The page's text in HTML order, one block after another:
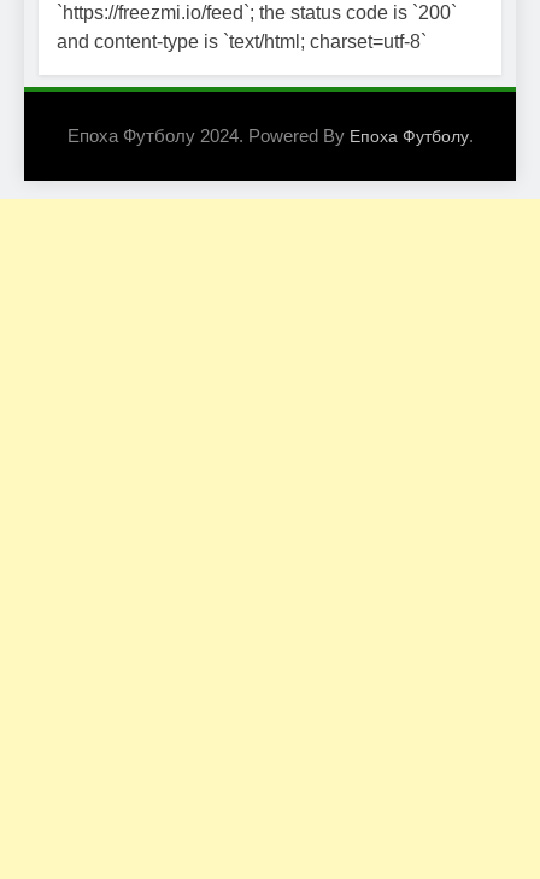
`https://freezmi.io/feed`; the status code is `200`
and content-type is `text/html; charset=utf-8`
Епоха Футболу 2024. Powered By Епоха Футболу.